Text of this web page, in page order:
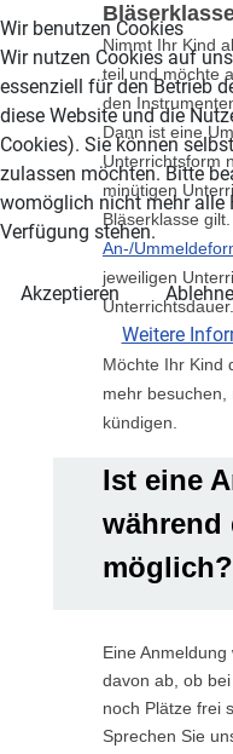
Nimmt Ihr Kind
teil und möchte
den
Dann ist eine
Unterrichtsform
minütigen
Bläserklasse
An-/
jeweiligen
Unterrichtsdauer.
Möchte Ihr Kind
mehr besuchen,
kündigen.
Ist eine
während
möglich?
Eine
davon ab, ob
noch Plätze frei
Sprechen Sie
Wir benutzen Cookies
Wir nutzen Cookies auf
essenziell für den Betrieb
diese Website und die
Cookies). Sie können
zulassen möchten. Bitte
womöglich nicht mehr alle
Verfügung stehen.
Akzeptieren
Weitere